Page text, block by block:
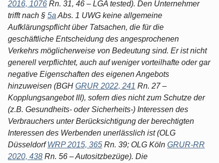
2016, 1076 Rn. 31, 46 – LGA tested). Den Unternehmer
trifft nach § 5a Abs. 1 UWG keine allgemeine
Aufklärungspflicht über Tatsachen, die für die
geschäftliche Entscheidung des angesprochenen
Verkehrs möglicherweise von Bedeutung sind. Er ist nicht
generell verpflichtet, auch auf weniger vorteilhafte oder gar
negative Eigenschaften des eigenen Angebots
hinzuweisen (BGH GRUR 2022, 241 Rn. 27 –
Kopplungsangebot III), sofern dies nicht zum Schutze der
(z.B. Gesundheits- oder Sicherheits-) Interessen des
Verbrauchers unter Berücksichtigung der berechtigten
Interessen des Werbenden unerlässlich ist (OLG
DüsseldorfWRP 2015, 365 Rn. 39; OLG Köln GRUR-RR
2020, 438 Rn. 56 – Autositzbezüge). Die